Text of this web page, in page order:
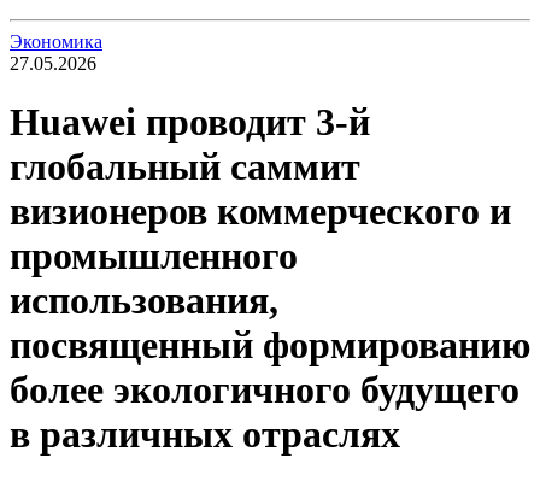
Экономика
27.05.2026
Huawei проводит 3-й
глобальный саммит
визионеров коммерческого и
промышленного
использования,
посвященный формированию
более экологичного будущего
в различных отраслях